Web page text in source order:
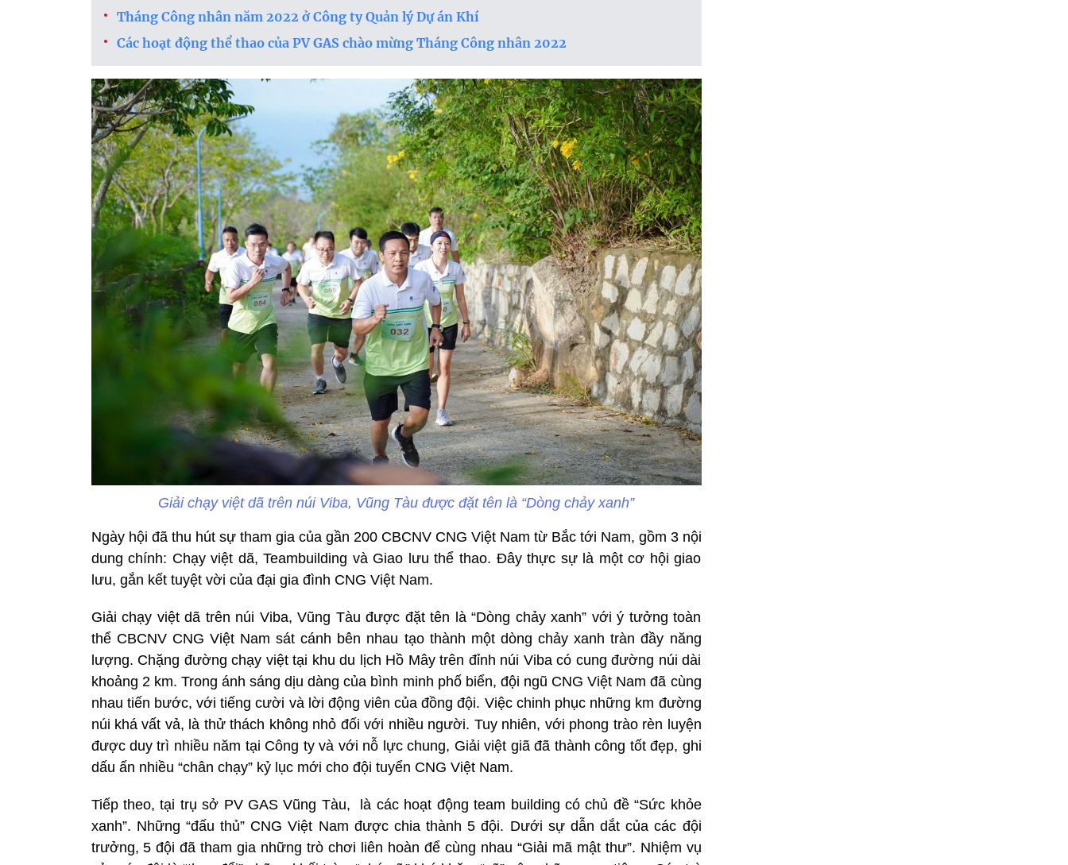
Tháng Công nhân năm 2022 ở Công ty Quản lý Dự án Khí
Các hoạt động thể thao của PV GAS chào mừng Tháng Công nhân 2022
Giải chạy việt dã trên núi Viba, Vũng Tàu được đặt tên là “Dòng chảy xanh”
Ngày hội đã thu hút sự tham gia của gần 200 CBCNV CNG Việt Nam từ Bắc tới Nam, gồm 3 nội
dung chính: Chạy việt dã, Teambuilding và Giao lưu thể thao. Đây thực sự là một cơ hội giao
lưu, gắn kết tuyệt vời của đại gia đình CNG Việt Nam.
Giải chạy việt dã trên núi Viba, Vũng Tàu được đặt tên là “Dòng chảy xanh” với ý tưởng toàn
thể CBCNV CNG Việt Nam sát cánh bên nhau tạo thành một dòng chảy xanh tràn đầy năng
lượng. Chặng đường chạy việt tại khu du lịch Hồ Mây trên đỉnh núi Viba có cung đường núi dài
khoảng 2 km. Trong ánh sáng dịu dàng của bình minh phố biển, đội ngũ CNG Việt Nam đã cùng
nhau tiến bước, với tiếng cười và lời động viên của đồng đội. Việc chinh phục những km đường
núi khá vất vả, là thử thách không nhỏ đối với nhiều người. Tuy nhiên, với phong trào rèn luyện
được duy trì nhiều năm tại Công ty và với nỗ lực chung, Giải việt giã đã thành công tốt đẹp, ghi
dấu ấn nhiều “chân chạy” kỷ lục mới cho đội tuyển CNG Việt Nam.
Tiếp theo, tại trụ sở PV GAS Vũng Tàu, là các hoạt động team building có chủ đề “Sức khỏe
xanh”. Những “đấu thủ” CNG Việt Nam được chia thành 5 đội. Dưới sự dẫn dắt của các đội
trưởng, 5 đội đã tham gia những trò chơi liên hoàn để cùng nhau “Giải mã mật thư”. Nhiệm vụ